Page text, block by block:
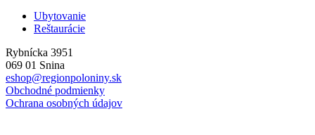
Ubytovanie
Reštaurácie
Rybnícka 3951
069 01 Snina
eshop@regionpoloniny.sk
Obchodné podmienky
Ochrana osobných údajov